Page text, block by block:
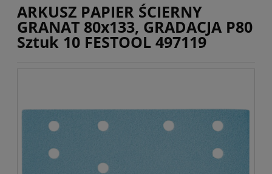
ARKUSZ PAPIER ŚCIERNY
GRANAT 80x133, GRADACJA P80
Sztuk 10 FESTOOL 497119